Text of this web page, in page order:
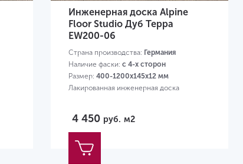
Инженерная доска Alpine
Floor Studio Дуб Терра
EW200-06
Страна производства: Германия
Наличие фаски: с 4-х сторон
Размер: 400-1200х145х12 мм
Лакированная инженерная доска
4 450 руб. м2